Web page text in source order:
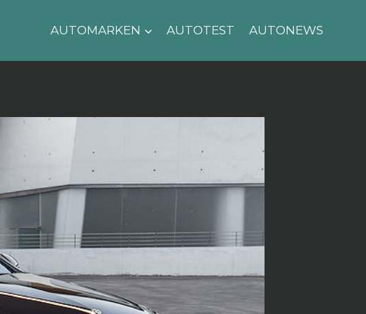
AUTOMARKEN AUTOTEST AUTONEWS